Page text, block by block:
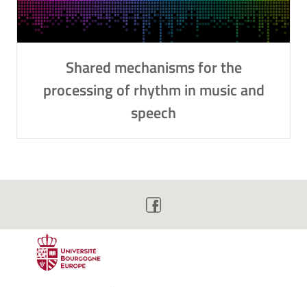
Shared mechanisms for the
processing of rhythm in music and
speech